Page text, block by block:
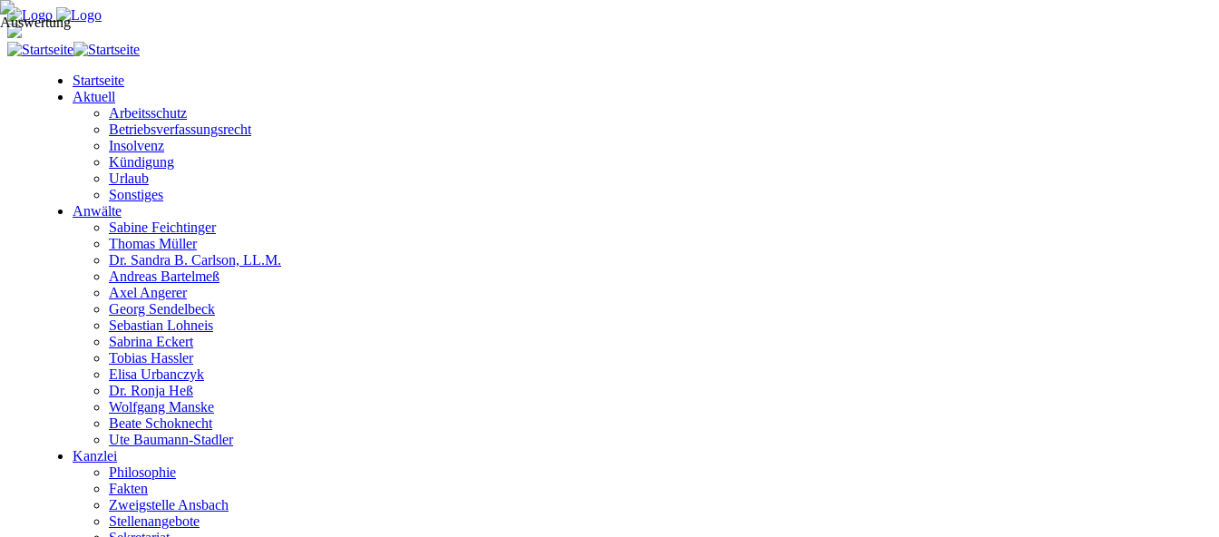
Startseite
Aktuell
Arbeitsschutz
Betriebsverfassungsrecht
Insolvenz
Kündigung
Urlaub
Sonstiges
Anwälte
Sabine Feichtinger
Thomas Müller
Dr. Sandra B. Carlson, LL.M.
Andreas Bartelmeß
Axel Angerer
Georg Sendelbeck
Sebastian Lohneis
Sabrina Eckert
Tobias Hassler
Elisa Urbanczyk
Dr. Ronja Heß
Wolfgang Manske
Beate Schoknecht
Ute Baumann-Stadler
Kanzlei
Philosophie
Fakten
Zweigstelle Ansbach
Stellenangebote